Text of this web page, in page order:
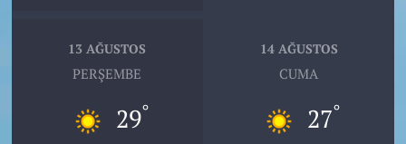
13 AĞUSTOS
PERŞEMBE
29°
14 AĞUSTOS
CUMA
27°